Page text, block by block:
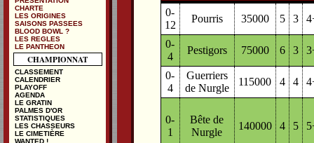
0-
12
Pourris 35000 5 3
0-
4
Pestigors 75000 6 3
0-
4
Guerriers
de Nurgle
115000 4 4
0-
1
Bête de
Nurgle
140000 4 5
CHARTE
LES ORIGINES
SAISONS PASSEES
BLOOD BOWL ?
LES REGLES
LE PANTHEON
CHAMPIONNAT
CLASSEMENT
CALENDRIER
PLAYOFF
AGENDA
LE GRATIN
PALMES D'OR
STATISTIQUES
LES CHASSEURS
LE CIMETIÈRE